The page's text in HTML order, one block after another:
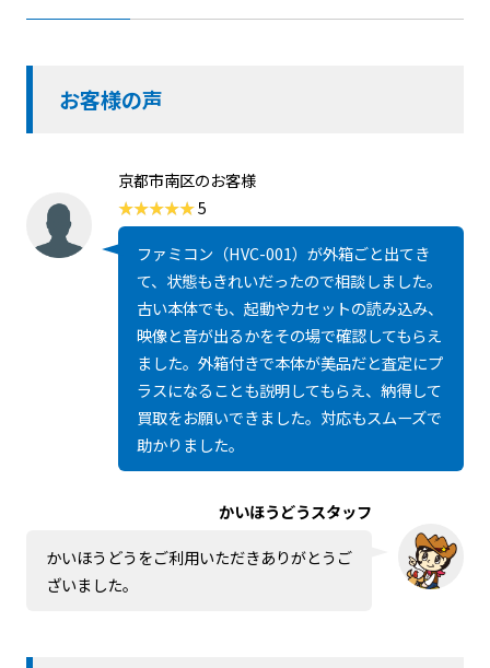
お客様の声
京都市南区のお客様
5
ファミコン（HVC-001）が外箱ごと出てき
て、状態もきれいだったので相談しました。
古い本体でも、起動やカセットの読み込み、
映像と音が出るかをその場で確認してもらえ
ました。外箱付きで本体が美品だと査定にプ
ラスになることも説明してもらえ、納得して
買取をお願いできました。対応もスムーズで
助かりました。
かいほうどうスタッフ
かいほうどうをご利用いただきありがとうご
ざいました。